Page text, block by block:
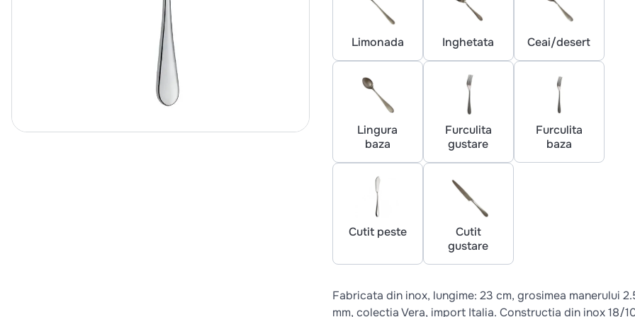
Limonada Inghetata Ceai/desert
Lingura
baza
Furculita
gustare
Furculita
baza
Cutit peste
Cutit
gustare
Fabricata din inox, lungime: 23 cm, grosimea manerului
mm, colectia Vera, import Italia. Constructia din inox 18/